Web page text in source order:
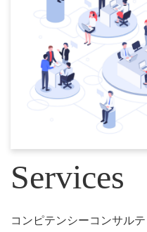
Services
コンピテンシーコンサルテ